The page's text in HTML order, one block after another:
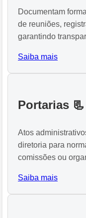
Documentam
de reuniões,
garantindo
Saiba mais
Portarias 📃
Atos
diretoria para
comissões ou
Saiba mais